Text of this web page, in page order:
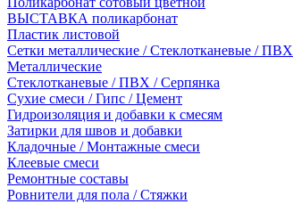
ВЫСТАВКА поликарбонат
Пластик листовой
Сетки металлические / Стеклотканевые / ПВХ
Металлические
Стеклотканевые / ПВХ / Серпянка
Сухие смеси / Гипс / Цемент
Гидроизоляция и добавки к смесям
Затирки для швов и добавки
Кладочные / Монтажные смеси
Клеевые смеси
Ремонтные составы
Ровнители для пола / Стяжки